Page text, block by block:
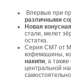
Впервые при
различными
Новая
стали, мелет
остатка.
Серия CM7 от
кофемашины,
накипи, а
центральной